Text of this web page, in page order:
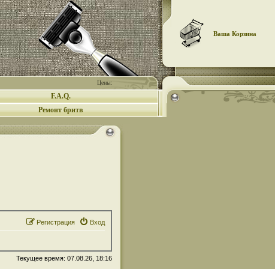
Цены:
Ваша Корзина
F.A.Q.
Ремонт бритв
Вход
Регистрация
Текущее время: 07.08.26, 18:16